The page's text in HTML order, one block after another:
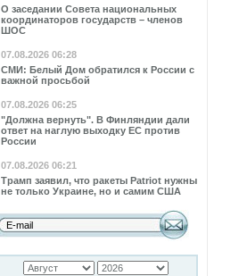
О заседании Совета национальных
координаторов государств – членов
ШОС
07.08.2026 06:28
СМИ: Белый Дом обратился к России с
важной просьбой
07.08.2026 06:25
"Должна вернуть". В Финляндии дали
ответ на наглую выходку ЕС против
России
07.08.2026 06:21
Трамп заявил, что ракеты Patriot нужны
не только Украине, но и самим США